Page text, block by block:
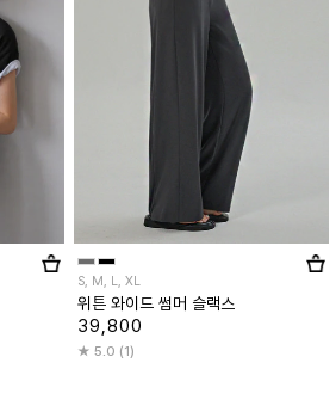
S, M, L, XL
위튼 와이드 썸머 슬랙스
39,800
5.0 (1)